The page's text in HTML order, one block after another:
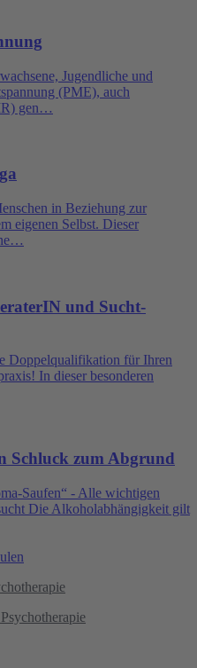
Jugendliche und
(PME), auch
gen…
in Beziehung zur
eigenen Selbst. Dieser
und Sucht-
Doppelqualifikation für Ihren
In dieser besonderen
Schluck zum Abgrund
Saufen“ - Alle wichtigen
Die Alkoholabhängigkeit gilt